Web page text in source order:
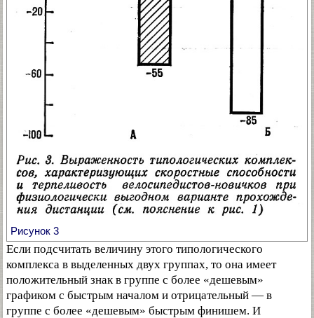
Рисунок 3
Если подсчитать величину этого типологического
комплекса в выделенных двух группах, то она имеет
положительный знак в группе с более «дешевым»
графиком с быстрым началом и отрицательный — в
группе с более «дешевым» быстрым финишем. И